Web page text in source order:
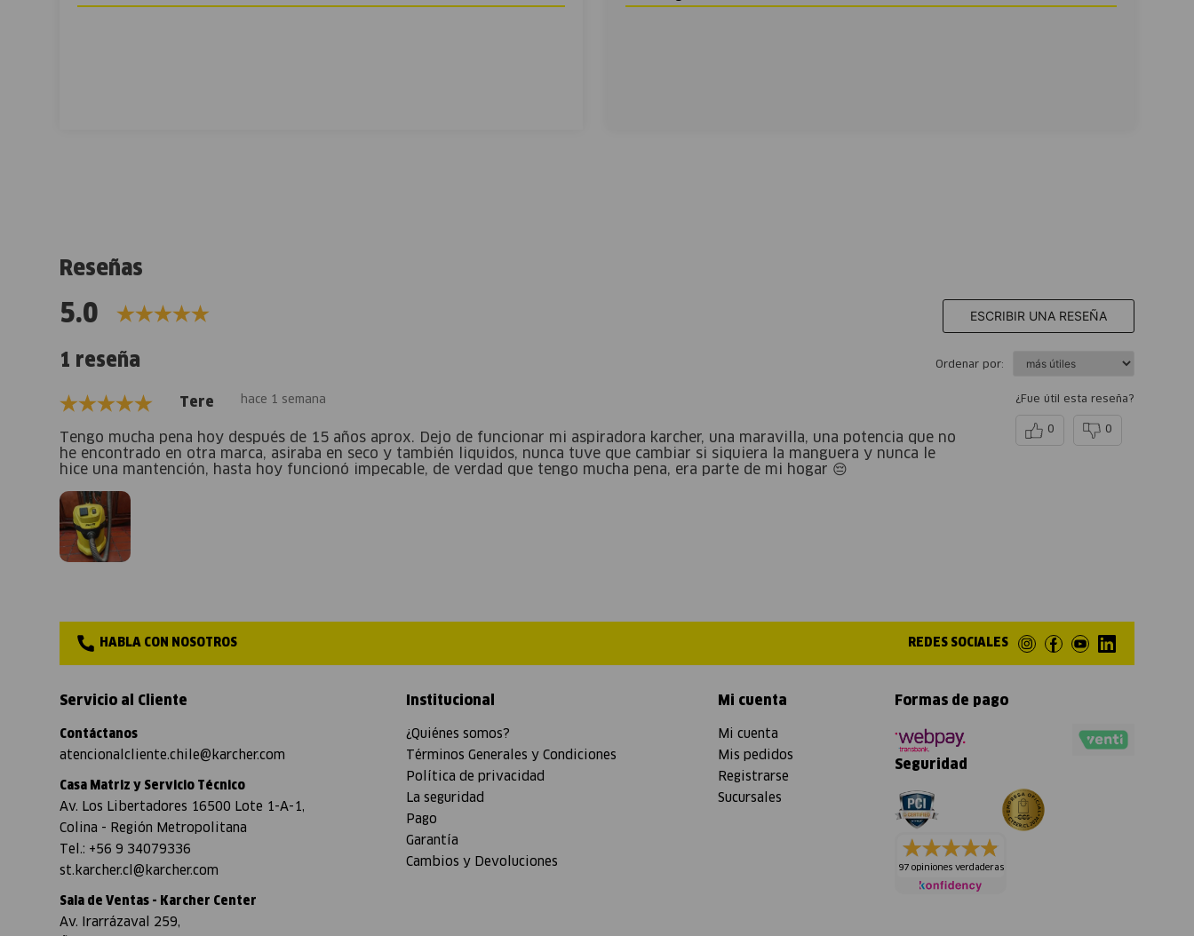
Reseñas
5.0 ESCRIBIR UNA RESEÑA
1 reseña Ordenar por:
Tere hace 1 semana
Tengo mucha pena hoy después de 15 años aprox. Dejo de funcionar mi aspiradora karcher, una maravilla, una potencia que no
he encontrado en otra marca, asiraba en seco y también liquidos, nunca tuve que cambiar si siquiera la manguera y nunca le
hice una mantención, hasta hoy funcionó impecable, de verdad que tengo mucha pena, era parte de mi hogar 😔
¿Fue útil esta reseña?
0 0
HABLA CON NOSOTROS REDES SOCIALES
Servicio al Cliente
Contáctanos
atencionalcliente.chile@karcher.com
Casa Matriz y Servicio Técnico
Av. Los Libertadores 16500 Lote 1-A-1,
Colina - Región Metropolitana
Tel.: +56 9 34079336
st.karcher.cl@karcher.com
Sala de Ventas - Karcher Center
Av. Irarrázaval 259,
Institucional
¿Quiénes somos?
Términos Generales y Condiciones
Política de privacidad
La seguridad
Pago
Garantía
Cambios y Devoluciones
Mi cuenta
Mi cuenta
Mis pedidos
Registrarse
Sucursales
Formas de pago
Seguridad
97 opiniones verdaderas